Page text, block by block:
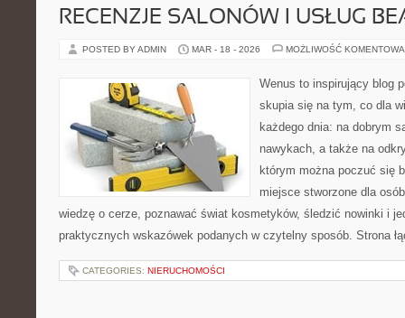
RECENZJE SALONÓW I USŁUG
POSTED BY ADMIN MAR - 18 - 2026 MOŻLIWOŚĆ
Wenus to inspirujący blog
skupia się na tym, co dla
każdego dnia: na dobrym
nawykach, a także na
którym można poczuć się
miejsce stworzone dla
wiedzę o cerze, poznawać świat kosmetyków, śledzić nowinki i
praktycznych wskazówek podanych w czytelny sposób. Strona
CATEGORIES: NIERUCHOMOŚCI